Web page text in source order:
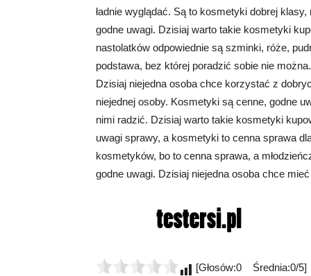
ładnie wyglądać. Są to kosmetyki dobrej
godne uwagi. Dzisiaj warto takie kosmetyki
nastolatków odpowiednie są szminki, róże,
podstawa, bez której poradzić sobie nie
Dzisiaj niejedna osoba chce korzystać z
niejednej osoby. Kosmetyki są cenne, godne
nimi radzić. Dzisiaj warto takie kosmetyki
uwagi sprawy, a kosmetyki to cenna sprawa
kosmetyków, bo to cenna sprawa, a
godne uwagi. Dzisiaj niejedna osoba chce
[Głosów:0 Średnia:0/5]